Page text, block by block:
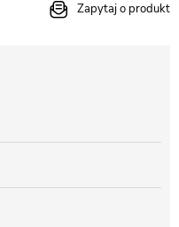
Zapytaj o produkt